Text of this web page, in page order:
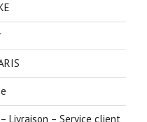
– Livraison – Service client